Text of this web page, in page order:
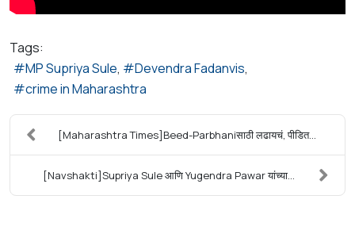
Tags:
MP Supriya Sule
Devendra Fadanvis
crime in Maharashtra
[Maharashtra Times]Beed-Parbhaniसाठी लढायचं, पीडित...
[Navshakti]Supriya Sule आणि Yugendra Pawar यांच्या...